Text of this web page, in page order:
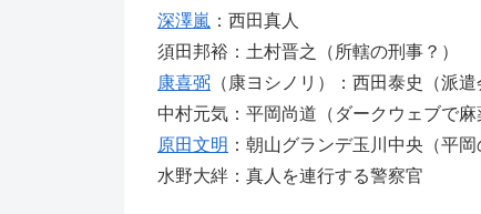
深澤嵐 ：西田真人
須田邦裕：土村晋之（所轄の刑事？）
康喜弼 （康ヨシノリ）：西田泰史（派
中村元気：平岡尚道（ダークウェブで麻
原田文明 ：朝山グランデ玉川中央（平
水野大絆：真人を連行する警察官